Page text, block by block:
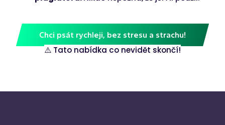
Chci psát rychleji, bez stresu a strachu!
⚠️ Tato nabídka co nevidět skončí!